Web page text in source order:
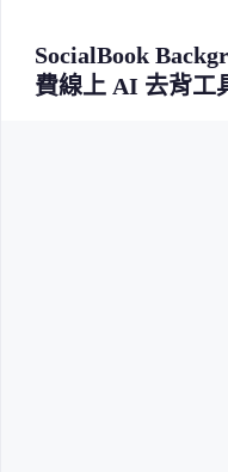
SocialBook
費線上 AI 去背工